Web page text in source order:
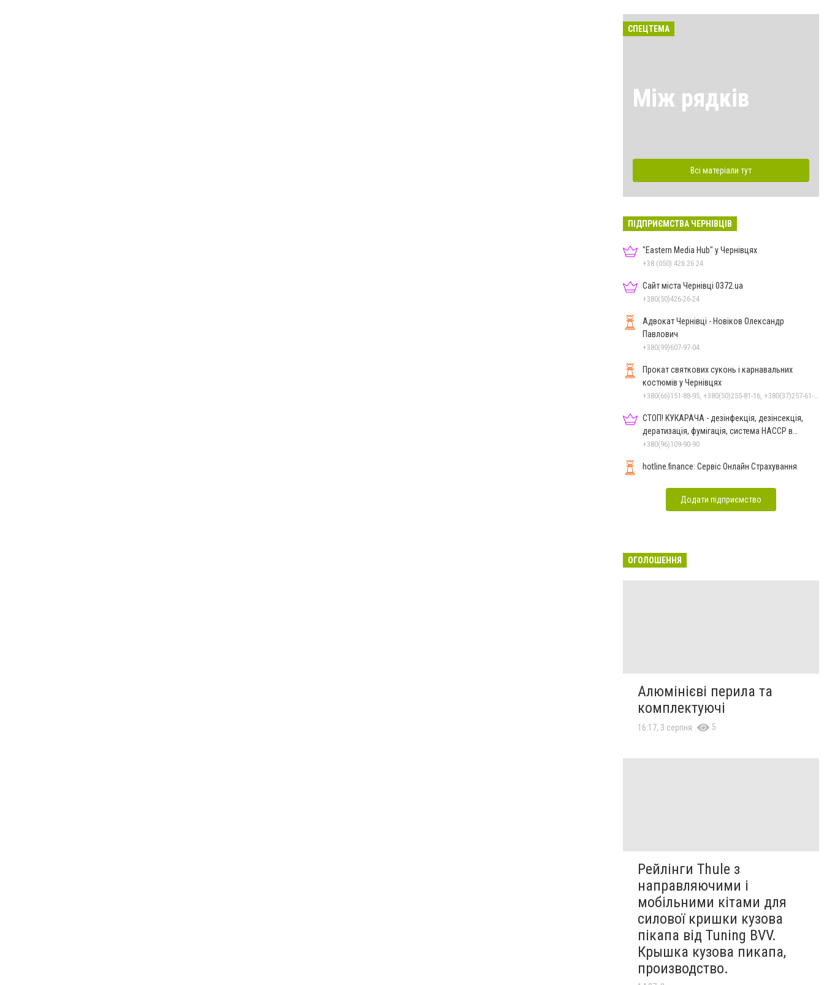
СПЕЦТЕМА
Між рядків
Всі матеріали тут
ПІДПРИЄМСТВА ЧЕРНІВЦІВ
"Eastern Media Hub" у Чернівцях
+38 (050) 426 26 24
Сайт міста Чернівці 0372.ua
+380(50)426-26-24
Адвокат Чернівці - Новіков Олександр
Павлович
+380(99)607-97-04
Прокат святкових суконь і карнавальних
костюмів у Чернівцях
СТОП! КУКАРАЧА - дезінфекція, дезінсекція,
дератизація, фумігація, система HACCP в
Чернівцях
+380(96)109-90-90
hotline.finance: Сервіс Онлайн Страхування
Додати підприємство
ОГОЛОШЕННЯ
Алюмінієві перила та
комплектуючі
16:17, 3 серпня 5
Рейлінги Thule з
направляючими і
мобільними кітами для
силової кришки кузова
пікапа від Tuning BVV.
Крышка кузова пикапа,
производство.